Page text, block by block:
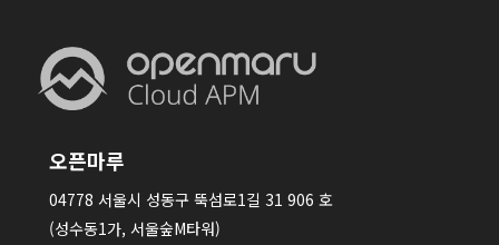
오픈마루
04778 서울시 성동구 뚝섬로1길 31 906 호
(성수동1가, 서울숲M타워)